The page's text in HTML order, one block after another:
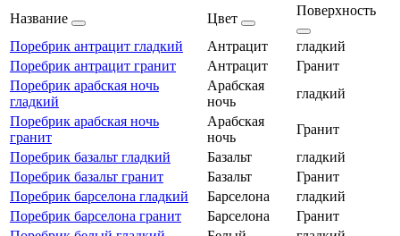
Название Цвет
Поверхность
Поребрик антрацит гладкий Антрацит
гладкий
Поребрик антрацит гранит
Антрацит
Гранит
Поребрик арабская ночь
гладкий
Арабская
ночь
гладкий
Поребрик арабская ночь
гранит
Арабская
ночь
Гранит
Поребрик базальт гладкий
Базальт
гладкий
Поребрик базальт гранит
Базальт
Гранит
Поребрик барселона гладкий
Барселона
гладкий
Поребрик барселона гранит
Барселона
Гранит